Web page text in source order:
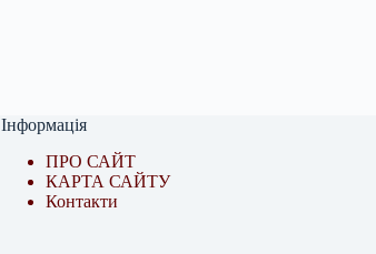
Інформація
ПРО САЙТ
КАРТА САЙТУ
Контакти